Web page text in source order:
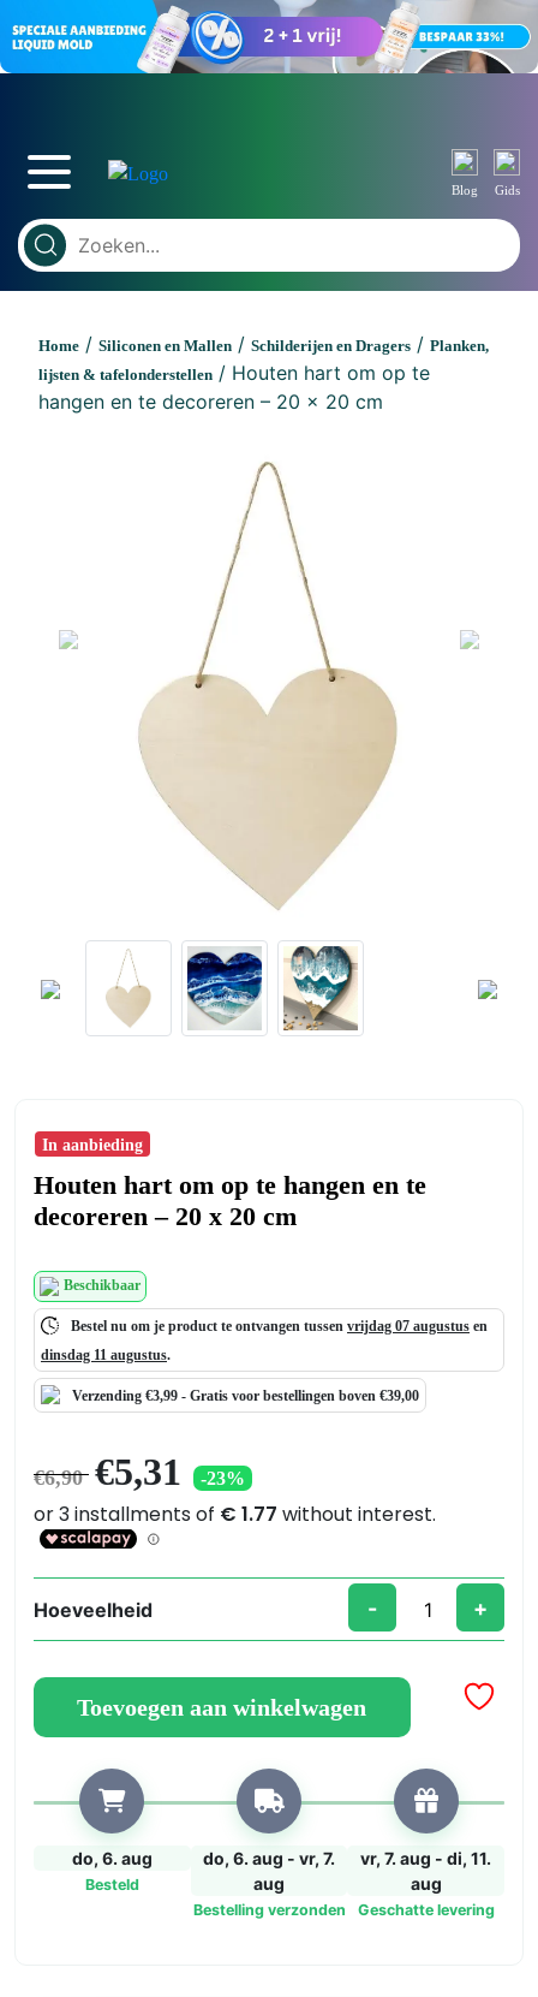
Blog Gids
Home / Siliconen en Mallen / Schilderijen en Dragers / Planken,
lijsten & tafelonderstellen / Houten hart om op te
hangen en te decoreren – 20 x 20 cm
Previous Next
In aanbieding
Houten hart om op te hangen en te
decoreren – 20 x 20 cm
Beschikbaar
Bestel nu om je product te ontvangen tussen vrijdag 07 augustus en
dinsdag 11 augustus.
Verzending €3,99 - Gratis voor bestellingen boven €39,00
€6,90
Oorspronkelijke
prijs
was:
€6,90.
€5,31 prijs
is:
-23%
Hoeveelheid
Houten
om
te
decoreren
- +
Toevoegen aan winkelwagen
do, 6. aug
Besteld
do, 6. aug - vr, 7.
aug
Bestelling verzonden
vr, 7. aug - di, 11.
aug
Geschatte levering